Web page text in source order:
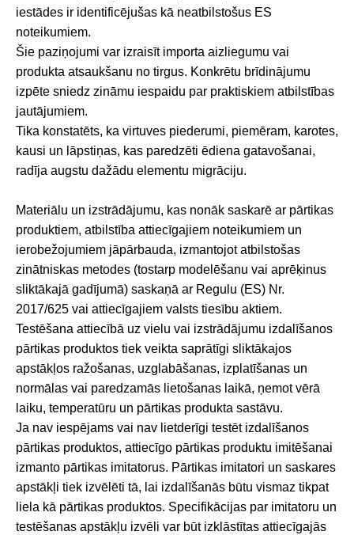
iestādes ir identificējušas kā neatbilstošus ES
noteikumiem.
Šie paziņojumi var izraisīt importa aizliegumu vai
produkta atsaukšanu no tirgus. Konkrētu brīdinājumu
izpēte sniedz zināmu iespaidu par praktiskiem atbilstības
jautājumiem.
Tika konstatēts, ka virtuves piederumi, piemēram, karotes,
kausi un lāpstiņas, kas paredzēti ēdiena gatavošanai,
radīja augstu dažādu elementu migrāciju.
Materiālu un izstrādājumu, kas nonāk saskarē ar pārtikas
produktiem, atbilstība attiecīgajiem noteikumiem un
ierobežojumiem jāpārbauda, izmantojot atbilstošas
zinātniskas metodes (tostarp modelēšanu vai aprēķinus
sliktākajā gadījumā) saskaņā ar Regulu (ES) Nr.
2017/625 vai attiecīgajiem valsts tiesību aktiem.
Testēšana attiecībā uz vielu vai izstrādājumu izdalīšanos
pārtikas produktos tiek veikta saprātīgi sliktākajos
apstākļos ražošanas, uzglabāšanas, izplatīšanas un
normālas vai paredzamās lietošanas laikā, ņemot vērā
laiku, temperatūru un pārtikas produkta sastāvu.
Ja nav iespējams vai nav lietderīgi testēt izdalīšanos
pārtikas produktos, attiecīgo pārtikas produktu imitēšanai
izmanto pārtikas imitatorus. Pārtikas imitatori un saskares
apstākļi tiek izvēlēti tā, lai izdalīšanās būtu vismaz tikpat
liela kā pārtikas produktos. Specifikācijas par imitatoru un
testēšanas apstākļu izvēli var būt izklāstītas attiecīgajās